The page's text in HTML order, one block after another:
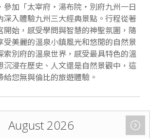
參加「太宰府・湯布院・別府九州一日
深入體驗九州三大經典景點。行程從著
開始，感受學問與智慧的神聖氛圍，隨
受美麗的溫泉小鎮風光和悠閒的自然景
索別府的溫泉世界，感受最具特色的溫
沉浸在歷史、人文還是自然景觀中，這
您無與倫比的旅遊體驗。
August 2026